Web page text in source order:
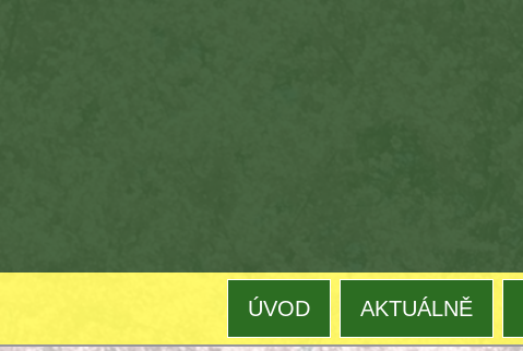
ÚVOD AKTUÁLNĚ